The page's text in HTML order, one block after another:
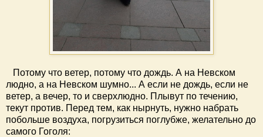
Потому что ветер, потому что дождь. А на Невском
людно, а на Невском шумно... А если не дождь, если не
ветер, а вечер, то и сверхлюдно. Плывут по течению,
текут против. Перед тем, как нырнуть, нужно набрать
побольше воздуха, погрузиться поглубже, желательно до
самого Гоголя: